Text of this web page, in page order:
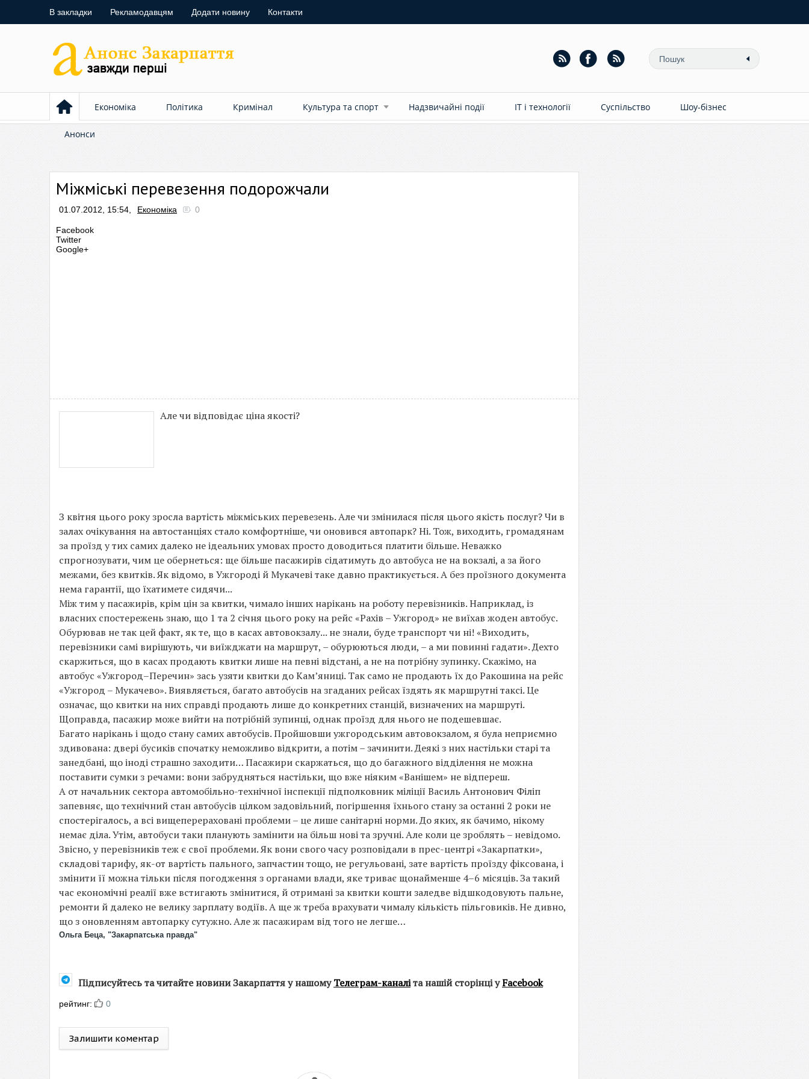
В закладки Рекламодавцям Додати новину Контакти
Економіка Політика Кримінал Культура та спорт Надзвичайні події ІТ і технології Суспільство Шоу-бізнес
Анонси
Міжміські перевезення подорожчали
01.07.2012, 15:54, Економіка 0
Facebook
Twitter
Google+
Але чи відповідає ціна якості?
З квітня цього року зросла вартість міжміських перевезень. Але чи змінилася після цього якість послуг? Чи в
залах очікування на автостанціях стало комфортніше, чи оновився автопарк? Ні. Тож, виходить, громадянам
за проїзд у тих самих далеко не ідеальних умовах просто доводиться платити більше. Неважко
спрогнозувати, чим це обернеться: ще більше пасажирів сідатимуть до автобуса не на вокзалі, а за його
межами, без квитків. Як відомо, в Ужгороді й Мукачеві таке давно практикується. А без проїзного документа
нема гарантії, що їхатимете сидячи...
Між тим у пасажирів, крім цін за квитки, чимало інших нарікань на роботу перевізників. Наприклад, із
власних спостережень знаю, що 1 та 2 січня цього року на рейс «Рахів – Ужгород» не виїхав жоден автобус.
Обурював не так цей факт, як те, що в касах автовокзалу... не знали, буде транспорт чи ні! «Виходить,
перевізники самі вирішують, чи виїжджати на маршрут, – обурюються люди, – а ми повинні гадати». Дехто
скаржиться, що в касах продають квитки лише на певні відстані, а не на потрібну зупинку. Скажімо, на
автобус «Ужгород–Перечин» зась узяти квитки до Кам’яниці. Так само не продають їх до Ракошина на рейс
«Ужгород – Мукачево». Виявляється, багато автобусів на згаданих рейсах їздять як маршрутні таксі. Це
означає, що квитки на них справді продають лише до конкретних станцій, визначених на маршруті.
Щоправда, пасажир може вийти на потрібній зупинці, однак проїзд для нього не подешевшає.
Багато нарікань і щодо стану самих автобусів. Пройшовши ужгородським автовокзалом, я була неприємно
здивована: двері бусиків спочатку неможливо відкрити, а потім – зачинити. Деякі з них настільки старі та
занедбані, що іноді страшно заходити… Пасажири скаржаться, що до багажного відділення не можна
поставити сумки з речами: вони забрудняться настільки, що вже ніяким «Ванішем» не відпереш.
А от начальник сектора автомобільно-технічної інспекції підполковник міліції Василь Антонович Філіп
запевняє, що технічний стан автобусів цілком задовільний, погіршення їхнього стану за останні 2 роки не
спостерігалось, а всі вищеперераховані проблеми – це лише санітарні норми. До яких, як бачимо, нікому
немає діла. Утім, автобуси таки планують замінити на більш нові та зручні. Але коли це зроблять – невідомо.
Звісно, у перевізників теж є свої проблеми. Як вони свого часу розповідали в прес-центрі «Закарпатки»,
складові тарифу, як-от вартість пального, запчастин тощо, не регульовані, зате вартість проїзду фіксована, і
змінити її можна тільки після погодження з органами влади, яке триває щонайменше 4–6 місяців. За такий
час економічні реалії вже встигають змінитися, й отримані за квитки кошти заледве відшкодовують пальне,
ремонти й далеко не велику зарплату водіїв. А ще ж треба врахувати чималу кількість пільговиків. Не дивно,
що з оновленням автопарку сутужно. Але ж пасажирам від того не легше…
Ольга Беца, "Закарпатська правда"
Підписуйтесь та читайте новини Закарпаття у нашомуТелеграм-каналіта нашій сторінці уFacebook
рейтинг: 0
Залишити коментар